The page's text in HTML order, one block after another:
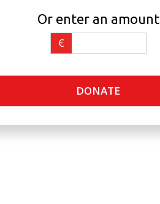
Or enter an amount
€
DONATE